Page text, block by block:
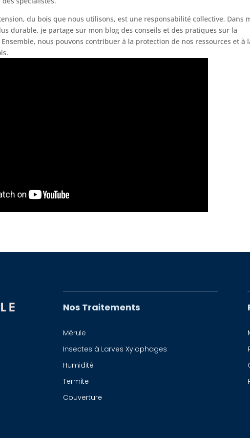
du bois que nous utilisons, est une responsabilité collective. Dans
durable, je partage sur mon blog des conseils et des pratiques sur la
nous pouvons contribuer à la protection de nos ressources et à
Nos Traitements
Mérule
Insectes à Larves Xylophages
Humidité
Termite
Couverture